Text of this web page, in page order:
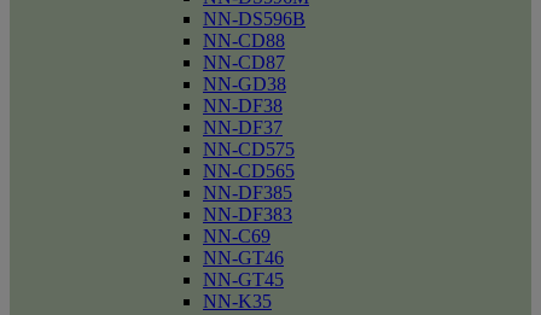
NN-DS596B
NN-CD88
NN-CD87
NN-GD38
NN-DF38
NN-DF37
NN-CD575
NN-CD565
NN-DF385
NN-DF383
NN-C69
NN-GT46
NN-GT45
NN-K35